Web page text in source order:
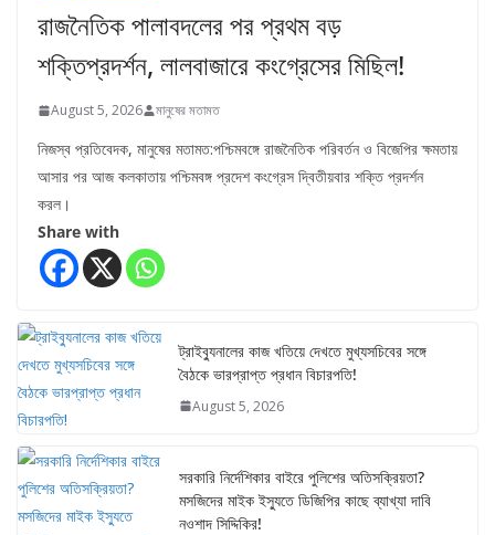
রাজনৈতিক পালাবদলের পর প্রথম বড়
শক্তিপ্রদর্শন, লালবাজারে কংগ্রেসের মিছিল!
August 5, 2026 মানুষের মতামত
নিজস্ব প্রতিবেদক, মানুষের মতামত:পশ্চিমবঙ্গে রাজনৈতিক পরিবর্তন ও বিজেপির ক্ষমতায়
আসার পর আজ কলকাতায় পশ্চিমবঙ্গ প্রদেশ কংগ্রেস দ্বিতীয়বার শক্তি প্রদর্শন
করল।
Share with
ট্রাইব্যুনালের কাজ খতিয়ে দেখতে মুখ্যসচিবের সঙ্গে
বৈঠকে ভারপ্রাপ্ত প্রধান বিচারপতি!
August 5, 2026
সরকারি নির্দেশিকার বাইরে পুলিশের অতিসক্রিয়তা?
মসজিদের মাইক ইস্যুতে ডিজিপির কাছে ব্যাখ্যা দাবি
নওশাদ সিদ্দিকির!